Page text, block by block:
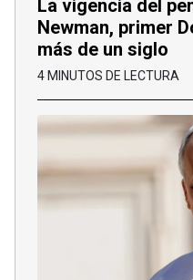
La vigencia del
Newman, primer
más de un siglo
4 MINUTOS DE LECTURA